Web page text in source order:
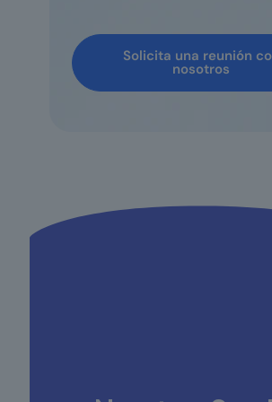
Solicita una reunión
nosotros